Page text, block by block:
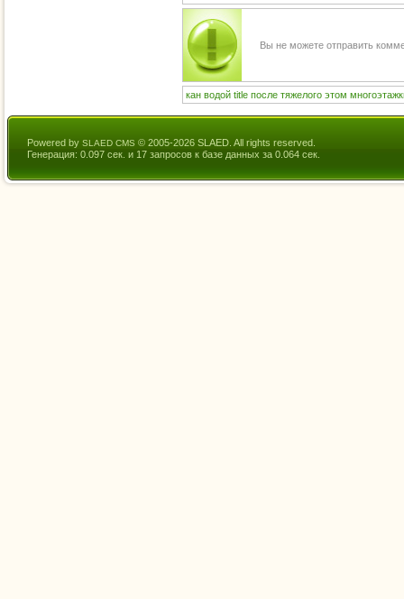
Вы не можете отправить
кан водой title после тяжелого этом
Powered by SLAED CMS © 2005-2026 SLAED. All rights reserved.
Генерация: 0.097 сек. и 17 запросов к базе данных за 0.064 сек.